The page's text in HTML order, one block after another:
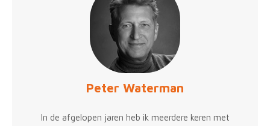
Peter Waterman
In de afgelopen jaren heb ik meerdere keren met